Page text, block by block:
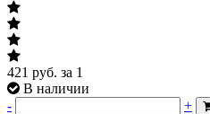
421 руб. за 1
В наличии
-
+